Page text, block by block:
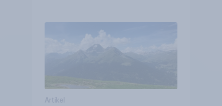
Altersvorsorge
Artikel